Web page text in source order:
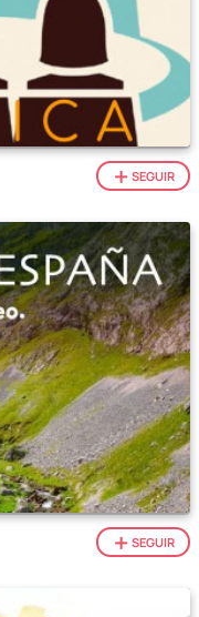
SEGUIR
SEGUIR